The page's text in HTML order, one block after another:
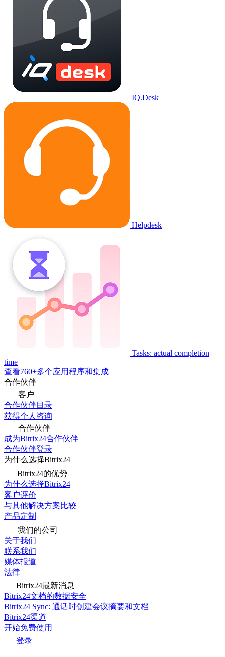
IQ.Desk
Helpdesk
Tasks: actual completion
time
查看760+多个应用程序和集成
合作伙伴
客户
合作伙伴目录
获得个人咨询
合作伙伴
成为Bitrix24合作伙伴
合作伙伴登录
为什么选择Bitrix24
Bitrix24的优势
为什么选择Bitrix24
客户评价
与其他解决方案比较
产品定制
我们的公司
关于我们
联系我们
媒体报道
法律
Bitrix24最新消息
Bitrix24文档的数据安全
Bitrix24 Sync: 通话时创建会议摘要和文档
Bitrix24渠道
开始免费使用
登录